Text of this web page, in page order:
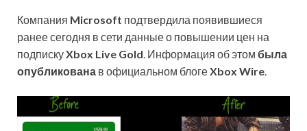
Компания Microsoft подтвердила появившиеся
ранее сегодня в сети данные о повышении цен на
подпискуXbox Live Gold. Информация об этом была
опубликована в официальном блогеXbox Wire.